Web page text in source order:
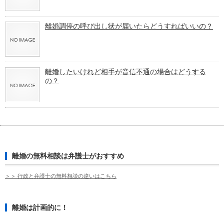
離婚調停の呼び出し状が届いたらどうすればいいの？
離婚したいけれど相手が音信不通の場合はどうする
の？
離婚の無料相談は弁護士がおすすめ
＞＞ 行政と弁護士の無料相談の違いはこちら
離婚は計画的に！